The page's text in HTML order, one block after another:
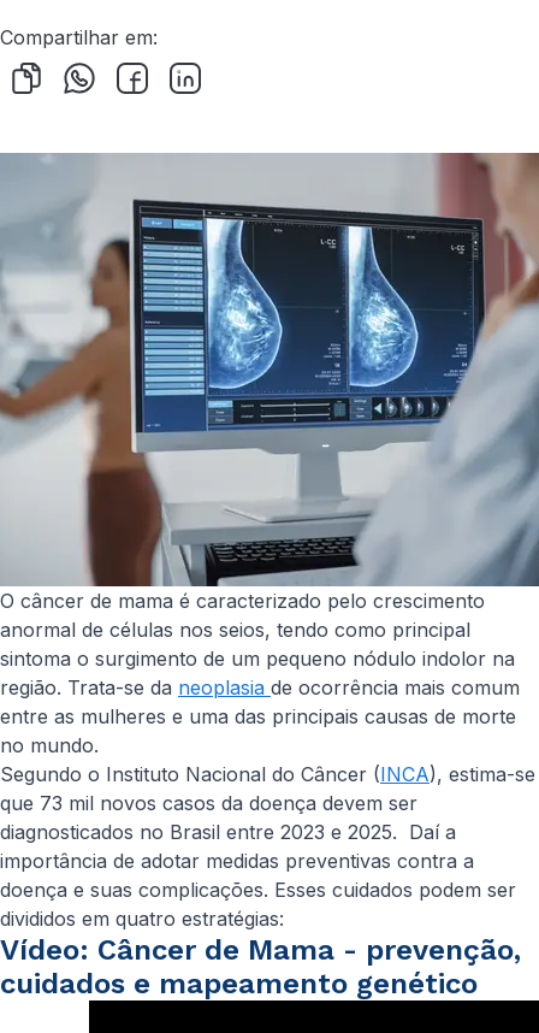
Compartilhar em:
O câncer de mama é caracterizado pelo crescimento
anormal de células nos seios, tendo como principal
sintoma o surgimento de um pequeno nódulo indolor na
região. Trata-se da neoplasia de ocorrência mais comum
entre as mulheres e uma das principais causas de morte
no mundo.
Segundo o Instituto Nacional do Câncer (INCA), estima-se
que 73 mil novos casos da doença devem ser
diagnosticados no Brasil entre 2023 e 2025. Daí a
importância de adotar medidas preventivas contra a
doença e suas complicações. Esses cuidados podem ser
divididos em quatro estratégias:
Vídeo: Câncer de Mama - prevenção,
cuidados e mapeamento genético